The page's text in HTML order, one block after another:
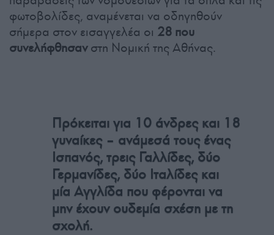
φωτοβολίδες, αναμένεται να οδηγηθούν
σήμερα στον εισαγγελέα οι 28 που
συνελήφθησανστη Νομική της Αθήνας.
Πρόκειται για 10 άνδρες και 18
γυναίκες – ανάμεσά τους ένας
Ισπανός, τρεις Γαλλίδες, δύο
Γερμανίδες, δύο Ιταλίδες και
μία Αγγλίδα που φέρονται να
μην έχουν ουδεμία σχέση με τη
σχολή.